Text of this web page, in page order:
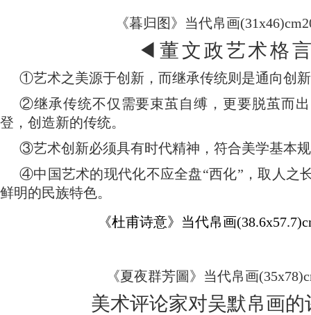
《暮归图》当代帛画
◀董文政艺术格
①艺术之美源于创新，而继承传统则是通向创
②继承传统不仅需要束茧自缚，更要脱茧而
登，创造新的传统。
③艺术创新必须具有时代精神，符合美学基本
④中国艺术的现代化不应全盘“西化”，取人之
鲜明的民族特色。
《杜甫诗意》当代帛画
《夏夜群芳圖》当代帛画
美术评论家对吴默帛画的